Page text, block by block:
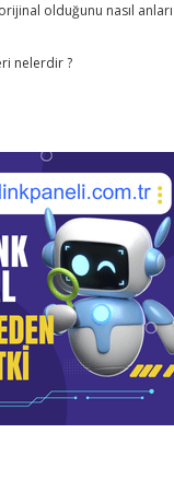
olduğunu nasıl
nelerdir ?